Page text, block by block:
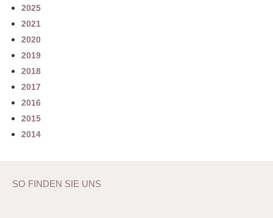
2025
2021
2020
2019
2018
2017
2016
2015
2014
SO FINDEN SIE UNS